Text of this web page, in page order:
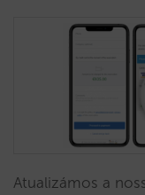
Atualizámos a